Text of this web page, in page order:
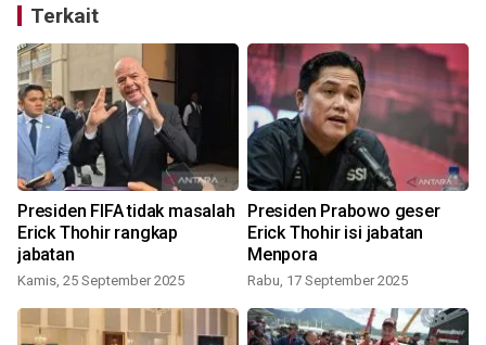
Terkait
Presiden FIFA tidak masalah
Erick Thohir rangkap
jabatan
Kamis, 25 September 2025
Presiden Prabowo geser
Erick Thohir isi jabatan
Menpora
Rabu, 17 September 2025